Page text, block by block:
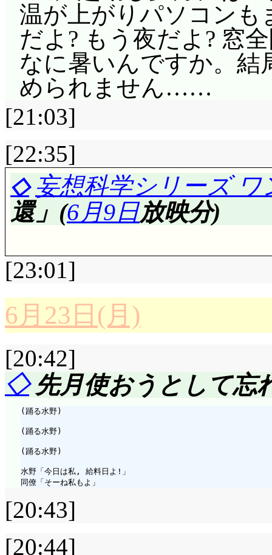
フールが随分しつこ
が……フールを縛り上
まだ見出せない物が
しまって複雑なそら
経由ケイト経由でマ
続行。ケイト……全然
第5話で倒れたそらの
人魚姫のファン・マ
閉園時間までパイレ
テスト本番。流石に
せます。そらとの対
動きは抑えられてし
らは本番でもディア
ちてもディアボロな
でも実際のステージ
ろでディアボロって,
摩擦が大きい筈だし。
わだかまりが無くな
くとも今回そらが「
は認めるレイラ。で
よりも協調が必要に
の想像図, どうしてク
ってるんでしょう
通紹介した側だと思
スチャンって歳いくつ
橋の上ですりを捕ま
群だ)ですが, ブロー
ました。以後, 人手か
かけて幾千里。泣い
ナージャは流石なん
るとフォローなしで
入した結婚式, 新郎新
いですね。花売りの
として, 既に失恋済み
渡って, ルカが落と
意味でもありがとう
ンデライオン一座を
ャの背後で, クリスチ
(^^;;;
とれびあーん。トレ
したんですか? しか
あるのね。ブローチ
って? 次回: ハナちゃ
りの人がいる……商店
(^^;;; まんまる神社:
ンガッパ, まだいたん
映されないのはパタ
は明るい気持ちで楽
た。
いつも出しゃばるス
クサー(僕さぁ) それ,
第24話:☆☆☆☆ぷち
しない方が良いと思
いのランキングだっ
通ですね。「でじこ
略にょ」に笑い。結
もぷちこらしい), 第2
ばっちゃ, 第4位はぽ
っといたよね), 第5位
けみりの出現で「そ
だ(^^;;;
温が上がりパソコンも
だよ? もう夜だよ? 窓
なに暑いんですか。
められません……
[21:03]
[22:35]
◇ 妄想科学シリーズ
還」(6月9日放映分)
評価……☆☆☆☆(前回比
「こんなものしか出
てるんだとしたら困
は(^^;;; あやめを取り
んでしょ。あっさり
ヒールホールド(ひま
ら), 逆ベアハッグ
ャーマンスープレッ
ただ1つのロケット
[23:01]
6月23日(月)
[20:42]
◇先月使おうとして忘
(踊る水野)
(踊る水野)
(踊る水野)
水野「今日は私, 給料日よ!」
[20:43]
[20:44]